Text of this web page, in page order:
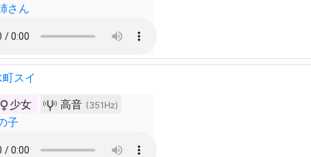
さん
スイ
少女 高音 (351Hz)
子